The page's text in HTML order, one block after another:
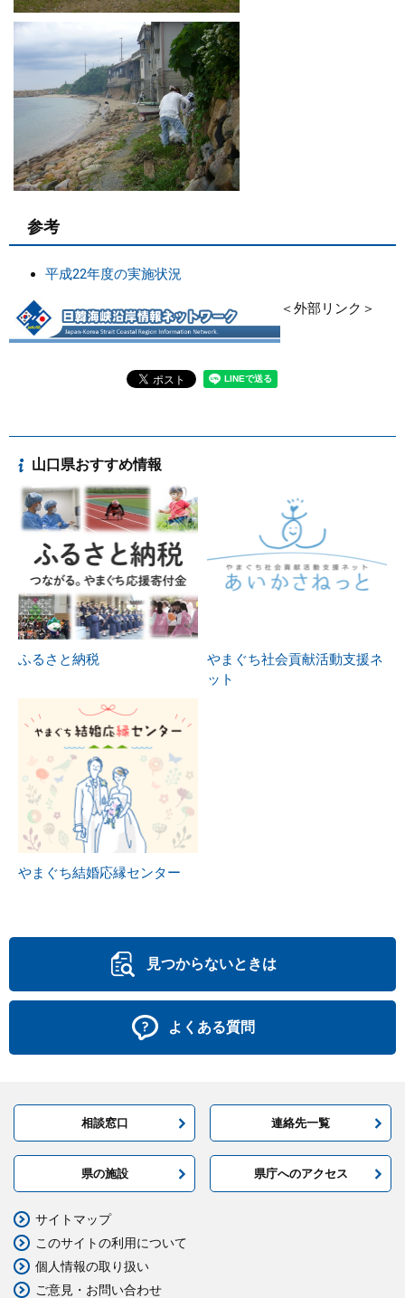
参考
平成22年度の実施状況
＜外部リンク＞
山口県おすすめ情報
ふるさと納税
やまぐち社会貢献活動支援ネ
ット
やまぐち結婚応縁センター
見つからないときは
よくある質問
相談窓口 連絡先一覧
県の施設 県庁へのアクセス
サイトマップ
このサイトの利用について
個人情報の取り扱い
ご意見・お問い合わせ